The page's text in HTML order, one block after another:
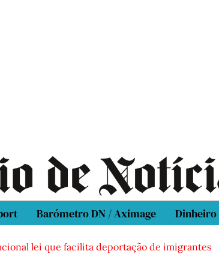
Barómetro DN / Aximage Dinheiro
lei que facilita deportação de imigrantes